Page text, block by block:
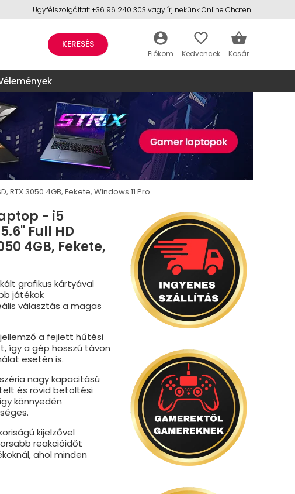
Ügyfélszolgáltat: +36 96 240 303 vagy írj nekünk Online Chaten!
account_circle favorite_border shopping_basket
KERESÉS
RTX 3050 4GB, Fekete, Windows 11 Pro
- i5
Full HD
4GB, Fekete,
grafikus kártyával
játékok
választás a magas
jellemző a fejlett hűtési
így a gép hosszú távon
esetén is.
széria nagy kapacitású
és rövid betöltési
könnyedén
kijelzővel
reakcióidőt
ahol minden